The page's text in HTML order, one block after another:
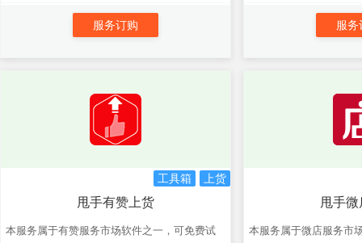
服务订购 服务
工具箱 上货
甩手有赞上货
本服务属于有赞服务市场软件之一，可免费试
甩手
本服务属于微店服务市